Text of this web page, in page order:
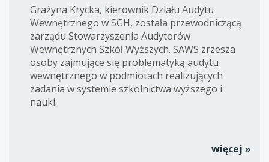
Grażyna Krycka, kierownik Działu Audytu
Wewnętrznego w SGH, została przewodniczącą
zarządu Stowarzyszenia Audytorów
Wewnętrznych Szkół Wyższych. SAWS zrzesza
osoby zajmujące się problematyką audytu
wewnętrznego w podmiotach realizujących
zadania w systemie szkolnictwa wyższego i
nauki.
więcej »